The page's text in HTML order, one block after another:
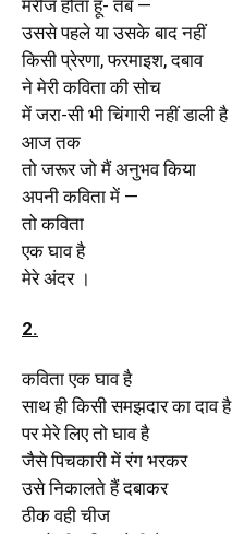
मरीज होता हूंँ- तब —
उससे पहले या उसके बाद नहीं
किसी प्रेरणा, फरमाइश, दबाव
ने मेरी कविता की सोच
में जरा-सी भी चिंगारी नहीं डाली है
आज तक
तो जरूर जो मैं अनुभव किया
अपनी कविता में —
तो कविता
एक घाव है
मेरे अंदर ।
2.
कविता एक घाव है
साथ ही किसी समझदार का दाव है
पर मेरे लिए तो घाव है
जैसे पिचकारी में रंग भरकर
उसे निकालते हैं दबाकर
ठीक वही चीज